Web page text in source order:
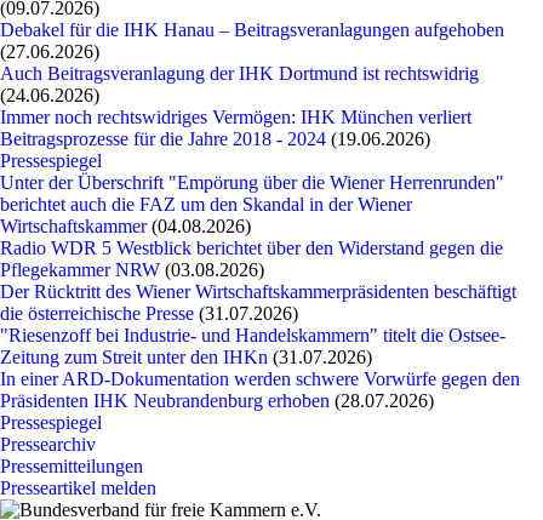
(09.07.2026)
Debakel für die IHK Hanau – Beitragsveranlagungen aufgehoben
(27.06.2026)
Auch Beitragsveranlagung der IHK Dortmund ist rechtswidrig
(24.06.2026)
Immer noch rechtswidriges Vermögen: IHK München verliert
Beitragsprozesse für die Jahre 2018 - 2024 (19.06.2026)
Pressespiegel
Unter der Überschrift "Empörung über die Wiener Herrenrunden"
berichtet auch die FAZ um den Skandal in der Wiener
Wirtschaftskammer(04.08.2026)
Radio WDR 5 Westblick berichtet über den Widerstand gegen die
Pflegekammer NRW (03.08.2026)
Der Rücktritt des Wiener Wirtschaftskammerpräsidenten beschäftigt
die österreichische Presse (31.07.2026)
"Riesenzoff bei Industrie- und Handelskammern" titelt die Ostsee-
Zeitung zum Streit unter den IHKn (31.07.2026)
In einer ARD-Dokumentation werden schwere Vorwürfe gegen den
Präsidenten IHK Neubrandenburg erhoben (28.07.2026)
Pressespiegel
Pressearchiv
Pressemitteilungen
Presseartikel melden